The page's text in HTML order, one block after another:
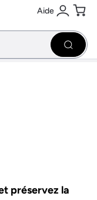
Aide
Se
préservez la